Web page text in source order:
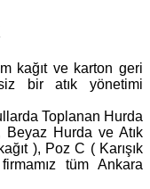
kağıt ve karton geri
bir atık yönetimi
Toplanan Hurda
Beyaz Hurda ve Atık
), Poz C ( Karışık
tüm Ankara